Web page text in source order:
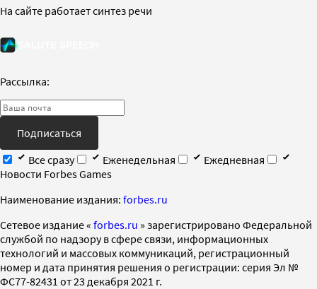
На сайте работает синтез речи
Рассылка:
Подписаться
Все сразу
Еженедельная
Ежедневная
Новости Forbes Games
Наименование издания: forbes.ru
Cетевое издание « forbes.ru » зарегистрировано Федеральной
службой по надзору в сфере связи, информационных
технологий и массовых коммуникаций, регистрационный
номер и дата принятия решения о регистрации: серия Эл №
ФС77-82431 от 23 декабря 2021 г.